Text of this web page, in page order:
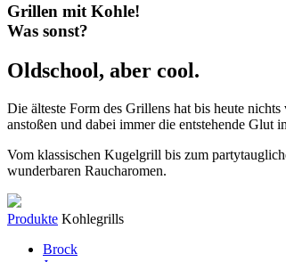
Grillen mit Kohle!
Was sonst?
Oldschool, aber cool.
Die älteste Form des Grillens hat bis heute
anstoßen und dabei immer die entstehende
Vom klassischen Kugelgrill bis zum
wunderbaren Raucharomen.
Produkte Kohlegrills
Brock